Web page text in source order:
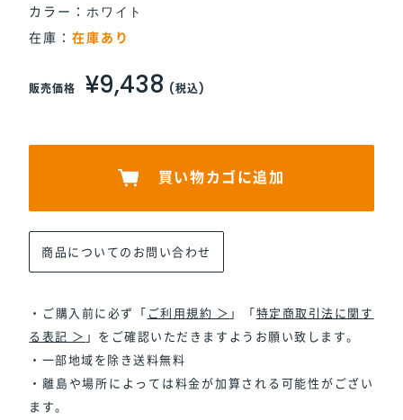
カラー：
在庫：在庫あり
販売価格 ¥9,438 (税込)
買い物カゴに追加
商品についてのお問い合わせ
・ご購入前に必ず「 ご利用規約 ＞ 」「特定商取引法に関す
る表記 ＞ 」をご確認いただきますようお願い致します。
・一部地域を除き送料無料
・離島や場所によっては料金が加算される可能性がござい
ます。